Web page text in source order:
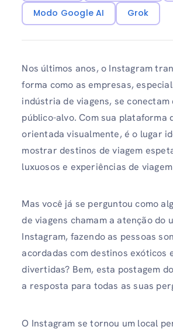
Modo Google AI
Grok
Nos últimos anos, o Instagram
forma como as empresas,
indústria de viagens, se conectam
público-alvo. Com sua plataforma
orientada visualmente, é o lugar
mostrar destinos de viagem
luxuosos e experiências de
Mas você já se perguntou como
de viagens chamam a atenção do
Instagram, fazendo as pessoas
acordadas com destinos exóticos
divertidas? Bem, esta postagem
a resposta para todas as suas
O Instagram se tornou um local